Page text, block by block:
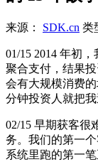
来源： SDK.cn 类
01/15 2014 年初
聚合支付，结果
会有大规模消费
分钟投资人就把
02/15 早期获客很
务。我们的第一
系统里跑的第一